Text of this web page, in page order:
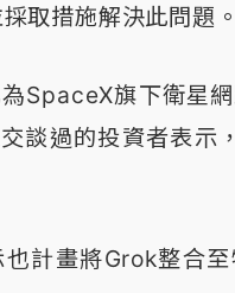
取措施解決此問題。
SpaceX旗下衛星
談過的投資者表示
計畫將Grok整合